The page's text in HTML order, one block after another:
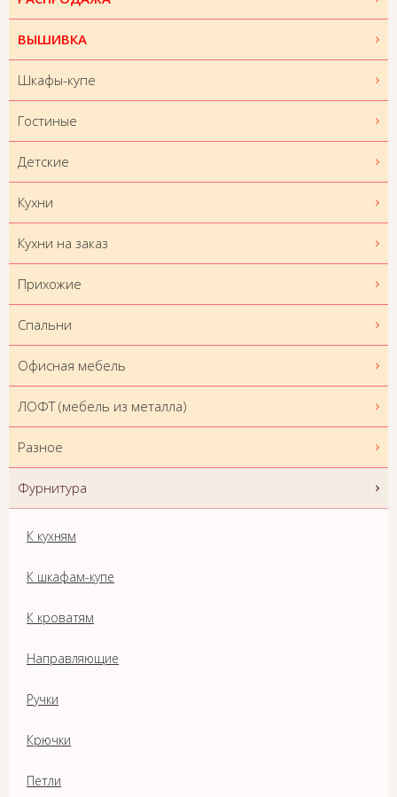
ВЫШИВКА
Шкафы-купе
Гостиные
Детские
Кухни
Кухни на заказ
Прихожие
Спальни
Офисная мебель
ЛОФТ (мебель из металла)
Разное
Фурнитура
К кухням
К шкафам-купе
К кроватям
Направляющие
Ручки
Крючки
Петли